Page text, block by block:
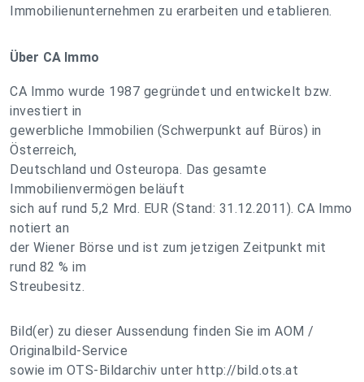
Immobilienunternehmen zu erarbeiten und etablieren.
Über CA Immo
CA Immo wurde 1987 gegründet und entwickelt bzw.
investiert in
gewerbliche Immobilien (Schwerpunkt auf Büros) in
Österreich,
Deutschland und Osteuropa. Das gesamte
Immobilienvermögen beläuft
sich auf rund 5,2 Mrd. EUR (Stand: 31.12.2011). CA Immo
notiert an
der Wiener Börse und ist zum jetzigen Zeitpunkt mit
rund 82 % im
Streubesitz.
Bild(er) zu dieser Aussendung finden Sie im AOM /
Originalbild-Service
sowie im OTS-Bildarchiv unter http://bild.ots.at